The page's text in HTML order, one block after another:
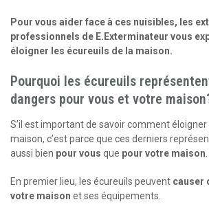
Pour vous aider face à ces nuisibles, les
professionnels de E.Exterminateur vous
éloigner les écureuils de la maison.
Pourquoi les écureuils
dangers pour vous et votre
S’il est important de savoir comment éloigner
maison, c’est parce que ces derniers
aussi bien pour vous que pour votre maison
En premier lieu, les écureuils peuvent causer
votre maison et ses équipements.